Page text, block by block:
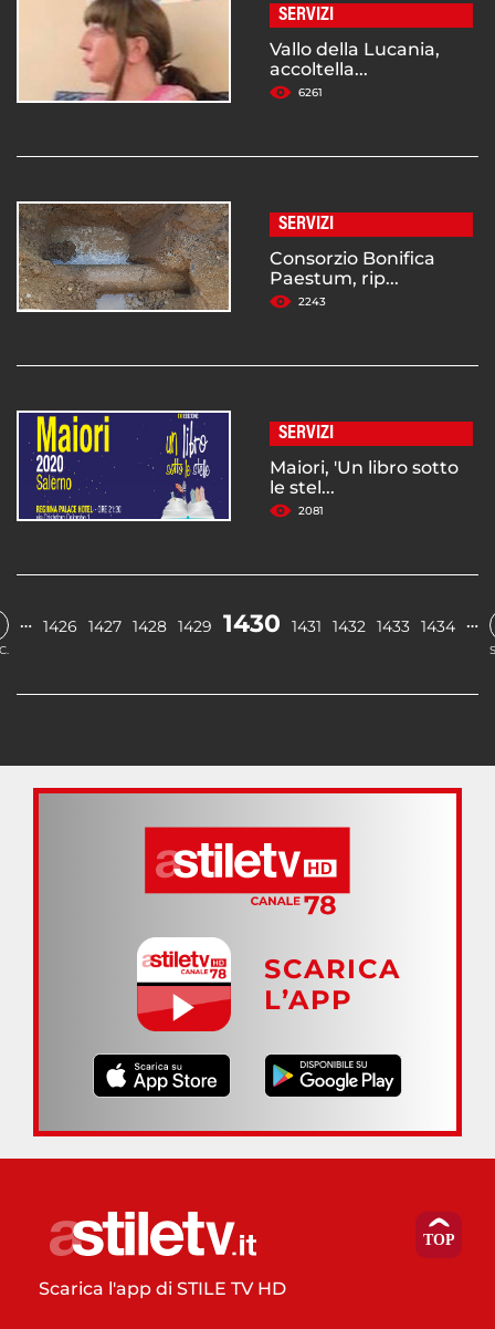
SERVIZI
Vallo della Lucania,
accoltella...
6261
SERVIZI
Consorzio Bonifica
Paestum, rip...
2243
SERVIZI
Maiori, 'Un libro sotto
le stel...
2081
… 1426 1427 1428 1429 1430 1431 1432 1433 1434 …
SCARICA
L’APP
Scarica l'app di STILE TV HD